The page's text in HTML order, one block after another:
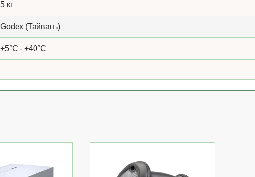
5 кг
Godex (Тайвань)
+5°C - +40°C